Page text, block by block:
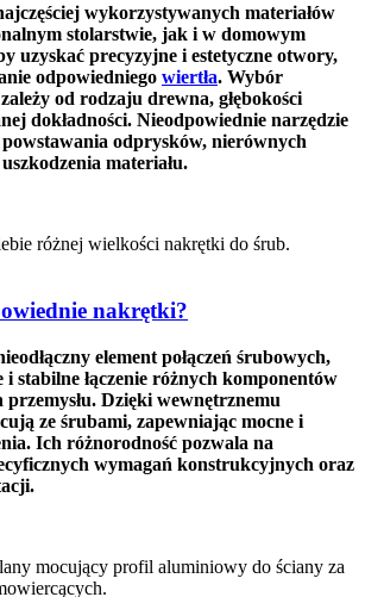
wykorzystywanych materiałów
stolarstwie, jak i w domowym
uzyskać precyzyjne i estetyczne otwory,
odpowiedniego wiertła. Wybór
od rodzaju drewna, głębokości
dokładności. Nieodpowiednie narzędzie
odprysków, nierównych
materiału.
nakrętki?
element połączeń śrubowych,
stabilne łączenie różnych komponentów
Dzięki wewnętrznemu
ze śrubami, zapewniając mocne i
Ich różnorodność pozwala na
wymagań konstrukcyjnych oraz